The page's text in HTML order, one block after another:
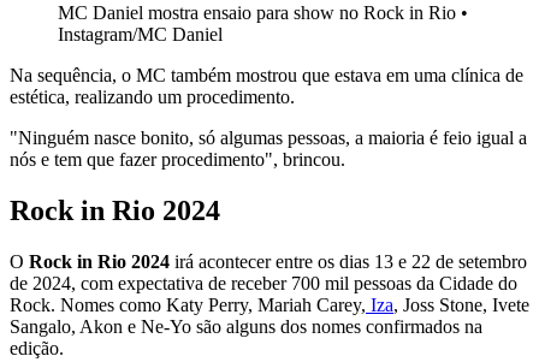
MC Daniel mostra ensaio para show no Rock in Rio •
Instagram/MC Daniel
Na sequência, o MC também mostrou que estava em uma clínica de
estética, realizando um procedimento.
"Ninguém nasce bonito, só algumas pessoas, a maioria é feio igual a
nós e tem que fazer procedimento", brincou.
Rock in Rio 2024
O Rock in Rio 2024 irá acontecer entre os dias 13 e 22 de setembro
de 2024, com expectativa de receber 700 mil pessoas da Cidade do
Rock. Nomes como Katy Perry, Mariah Carey, Iza, Joss Stone, Ivete
Sangalo, Akon e Ne-Yo são alguns dos nomes confirmados na
edição.